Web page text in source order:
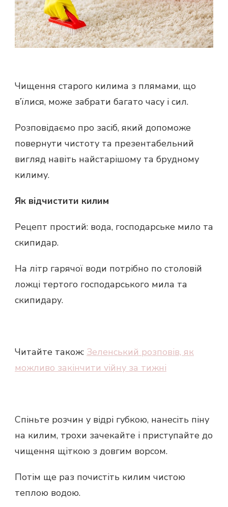
Чищення старого килима з плямами, що
в’їлися, може забрати багато часу і сил.
Розповідаємо про засіб, який допоможе
повернути чистоту та презентабельний
вигляд навіть найстарішому та брудному
килиму.
Як відчистити килим
Рецепт простий: вода, господарське мило та
скипидар.
На літр гарячої води потрібно по столовій
ложці тертого господарського мила та
скипидару.
Читайте також: Зеленський розповів, як
можливо закінчити viйну за тижні
Спіньте розчин у відрі губкою, нанесіть піну
на килим, трохи зачекайте і приступайте до
чищення щіткою з довгим ворсом.
Потім ще раз почистіть килим чистою
теплою водою.